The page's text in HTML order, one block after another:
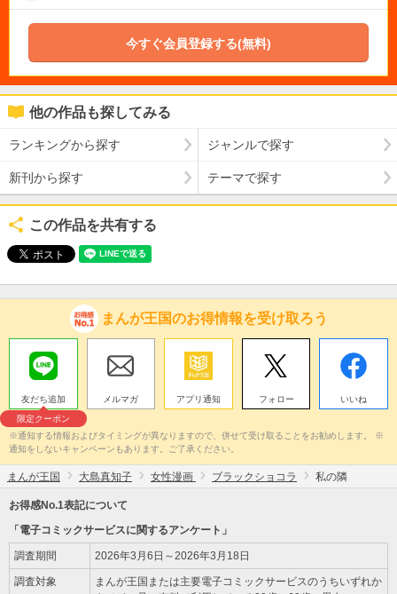
今すぐ会員登録する(無料)
他の作品も探してみる
ランキングから探す ジャンルで探す
新刊から探す テーマで探す
この作品を共有する
まんが王国のお得情報を受け取ろう
友だち追加
限定クーポン
メルマガ アプリ通知 フォロー いいね
※通知する情報およびタイミングが異なりますので、併せて受け取ることをお勧めします。 ※
通知をしないキャンペーンもあります。ご了承ください。
まんが王国 大島真知子 女性漫画 ブラックショコラ 私の隣
お得感No.1表記について
「電子コミックサービスに関するアンケート」
調査期間 2026年3月6日～2026年3月18日
調査対象
まんが王国または主要電子コミックサービスのうちいずれか